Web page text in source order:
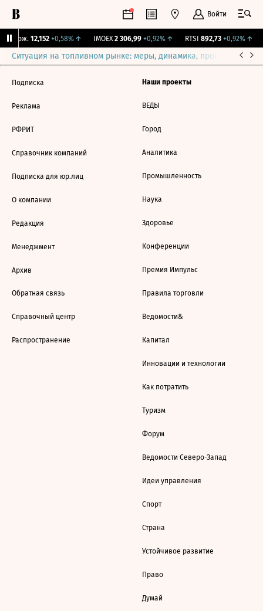
Войти
Бирж. 12,152 +0,58%↑ IMOEX 2 306,99 +0,92%↑ RTSI 892,73 +0,92%↑
Ситуация на топливном рынке: меры, динамика, прогнозы
Подписка
Реклама
РФРИТ
Справочник компаний
Подписка для юр.лиц
О компании
Редакция
Менеджмент
Архив
Обратная связь
Справочный центр
Распространение
Наши проекты
ВЕДЫ
Город
Аналитика
Промышленность
Наука
Здоровье
Конференции
Премия Импульс
Правила торговли
Ведомости&
Капитал
Инновации и технологии
Как потратить
Туризм
Форум
Ведомости Северо-Запад
Идеи управления
Спорт
Страна
Устойчивое развитие
Право
Думай